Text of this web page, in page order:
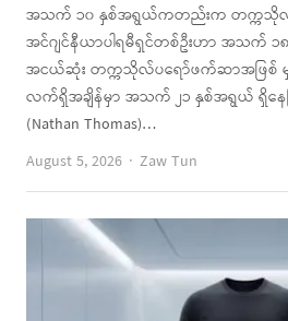
အသက် ၁၀ နှစ်အရွယ်ကတည်းက တက္ကသို
အင်ဂျင်နီယာပါရမီရှင်တစ်ဦးဟာ အသက်
အငယ်ဆုံး တက္ကသိုလ်ပရော်ဖက်ဆာအဖြစ်
လက်ရှိအချိန်မှာ အသက် ၂၁ နှစ်အရွယ် ရှိနေ
(Nathan Thomas)…
August 5, 2026
Author
Zaw Tun